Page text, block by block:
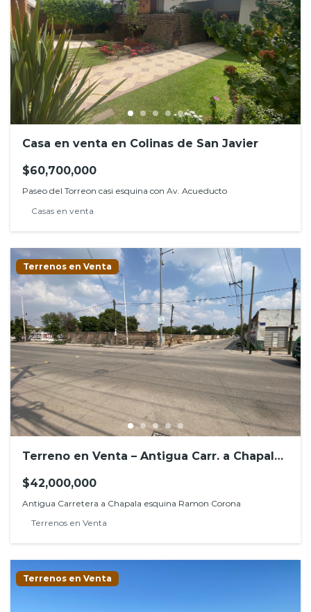
Casa en venta en Colinas de San Javier
$60,700,000
Paseo del Torreon casi esquina con Av. Acueducto
Casas en venta
Terrenos en Venta
Terreno en Venta – Antigua Carr. a Chapala ,
$42,000,000
Antigua Carretera a Chapala esquina Ramon Corona
Terrenos en Venta
Terrenos en Venta